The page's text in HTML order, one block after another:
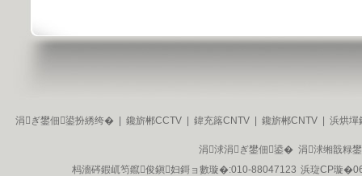
涓ぎ鐢佃鍙扮綉绔� | 鑱旂郴CCTV | 鍏充簬CNTV | 鑱旂郴CNTV | 浜烘墠
涓浗涓ぎ鐢佃鍙� 涓浗缃戠粶
杩濇硶鍜屼笉鑹俊鎭妇鎶ョ數璇�:010-88047123 浜琁CP璇